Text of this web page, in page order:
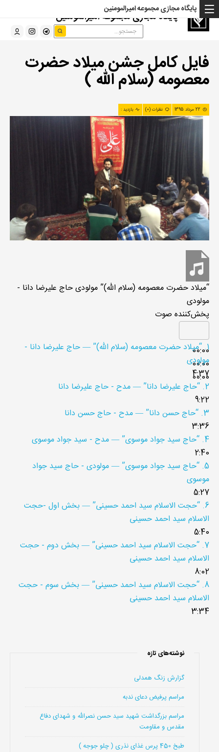
پایگاه مجازی مجموعه امیرالمومنین
پایگاه مجازی مجموعه امیرالمومنین
فایل کامل جشن میلاد حضرت
معصومه (سلام الله )
22 مرداد 1395 نظرات (0) بازدید :
“میلاد حضرت معصومه (سلام الله)” مولودیحاج علیرضا دانا -
مولودی
پخش‌کننده صوت
00:00
00:00
00:00
1. “میلاد حضرت معصومه (سلام الله)” — حاج علیرضا دانا -
مولودی
4:37
2. “حاج علیرضا دانا” — مدح - حاج علیرضا دانا
9:22
3. “حاج حسن دانا” — مدح - حاج حسن دانا
3:36
4. “حاج سید جواد موسوی” — مدح - سید جواد موسوی
2:40
5. “حاج سید جواد موسوی” — مولودی - حاج سید جواد
موسوی
5:27
6. “حجت الاسلام سید احمد حسینی” — بخش اول -حجت
الاسلام سید احمد حسینی
5:40
7. “حجت الاسلام سید احمد حسینی” — بخش دوم - حجت
الاسلام سید احمد حسینی
8:02
8. “حجت الاسلام سید احمد حسینی” — بخش سوم - حجت
الاسلام سید احمد حسینی
3:34
نوشته‌های تازه
گزارش زنگ همدلی
مراسم پرفیض دعای ندبه
مراسم بزرگداشت شهید سید حسن نصرالله و شهدای دفاع
مقدس و مقاومت
طبخ 450 پرس غذای نذری ( چلو جوجه )